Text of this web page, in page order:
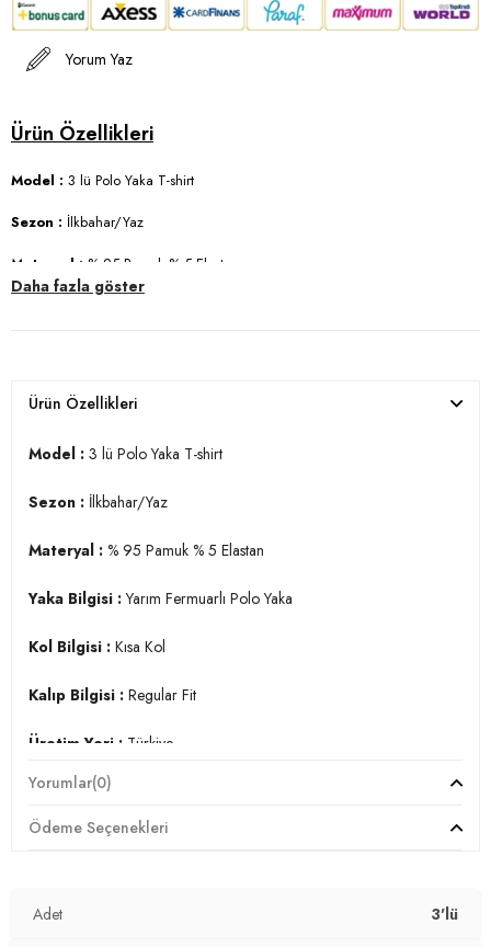
Yorum Yaz
Model : 3 lü Polo Yaka T-shirt
Sezon : İlkbahar/Yaz
Materyal : % 95 Pamuk % 5 Elastan
7DS15902972S3.6262
Daha fazla göster
Ürün Özellikleri
Model : 3 lü Polo Yaka T-shirt
Sezon : İlkbahar/Yaz
Materyal : % 95 Pamuk % 5 Elastan
Yaka Bilgisi :Yarım Fermuarlı Polo Yaka
Kol Bilgisi : Kısa Kol
Kalıp Bilgisi : Regular Fit
Üretim Yeri : Türkiye
Yorumlar(0)
Ödeme Seçenekleri
Adet 3'lü